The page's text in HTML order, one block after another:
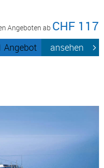
Angeboten ab CHF 117
Angebot ansehen